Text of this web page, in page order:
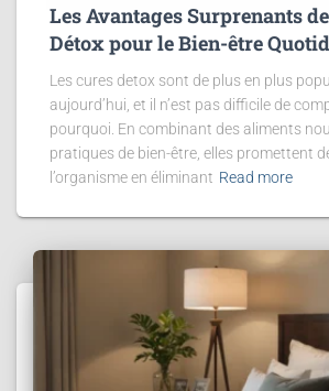
Les Avantages Surprenants
Détox pour le Bien-être
Les cures detox sont de plus en plus
aujourd’hui, et il n’est pas difficile de
pourquoi. En combinant des aliments
pratiques de bien-être, elles promettent
l’organisme en éliminant Read more